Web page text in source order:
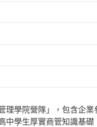
理學院營隊」，包含企
中學生厚實商管知識基礎